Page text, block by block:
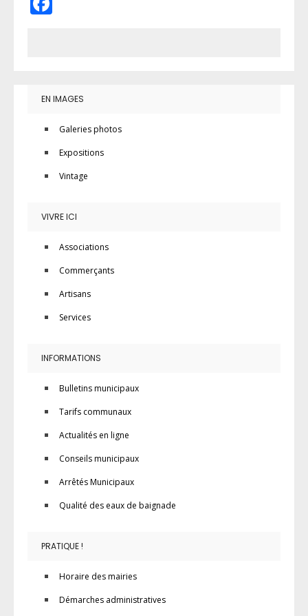
EN IMAGES
Galeries photos
Expositions
Vintage
VIVRE ICI
Associations
Commerçants
Artisans
Services
INFORMATIONS
Bulletins municipaux
Tarifs communaux
Actualités en ligne
Conseils municipaux
Arrêtés Municipaux
Qualité des eaux de baignade
PRATIQUE !
Horaire des mairies
Démarches administratives